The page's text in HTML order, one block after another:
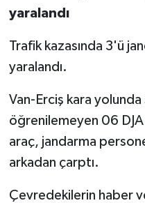
yaralandı
Trafik kazasında 3'ü
yaralandı.
Van-Erciş kara yolunda
öğrenilemeyen 06
araç, jandarma
arkadan çarptı.
Çevredekilerin haber